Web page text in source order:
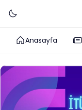
Anasayfa